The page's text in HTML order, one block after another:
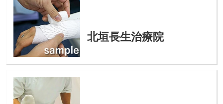
北垣長生治療院